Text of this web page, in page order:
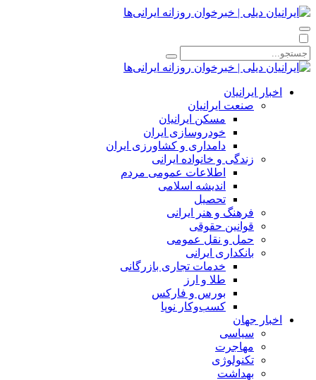
اخبار ایرانیان
صنعت ایرانیان
مسکن ایرانیان
خودروسازی ایران
دامداری و کشاورزی ایران
زندگی و خانواده ایرانی
اطلاعات عمومی مردم
اندیشه اسلامی
تحصیل
فرهنگ و هنر ایرانی
قوانین حقوقی
حمل و نقل عمومی
بانکداری ایرانی
خدمات تجاری بازرگانی
طلا و ارز
بورس و فارکس
کسب‌وکار نوپا
اخبار جهان
سیاسی
مهاجرت
تکنولوژی
بهداشت